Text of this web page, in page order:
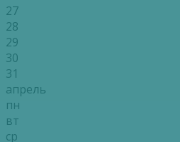
27
28
29
30
31
апрель
пн
вт
ср